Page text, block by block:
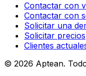
Contactar con
Contactar con
Solicitar una
Solicitar precios
Clientes
© 2026 Aptean.